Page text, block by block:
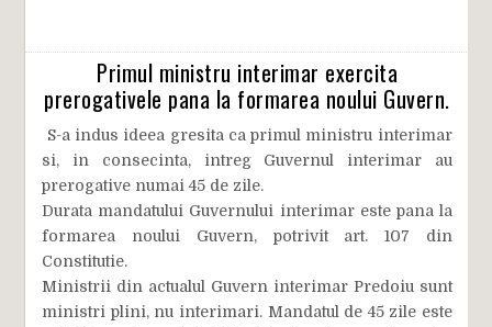
Primul ministru interimar exercita
prerogativele pana la formarea noului Guvern.
S-a indus ideea gresita ca primul ministru interimar
si, in consecinta, intreg Guvernul interimar au
prerogative numai 45 de zile.
Durata mandatului Guvernului interimar este pana la
formarea noului Guvern, potrivit art. 107 din
Constitutie.
Ministrii din actualul Guvern interimar Predoiu sunt
ministri plini, nu interimari. Mandatul de 45 zile este